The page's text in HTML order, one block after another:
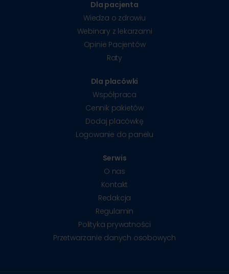
Dla pacjenta
Wiedza o zdrowiu
Webinary z lekarzami
Opinie Pacjentów
Raty
Dla placówki
Współpraca
Cennik pakietów
Dodaj placówkę
Logowanie do panelu
Serwis
O nas
Kontakt
Redakcja
Regulamin
Polityka prywatności
Przetwarzanie danych osobowych